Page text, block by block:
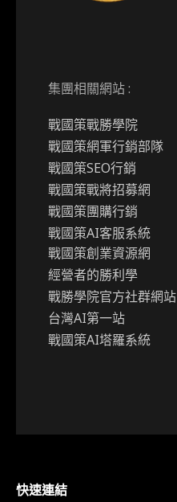
集團相關網站 :
戰國策戰勝學院
戰國策網軍行銷部隊
戰國策SEO行銷
戰國策戰將招募網
戰國策團購行銷
戰國策AI客服系統
戰國策創業資源網
經營者的勝利學
戰勝學院官方社群網站
台灣AI第一站
戰國策AI塔羅系統
快速連結